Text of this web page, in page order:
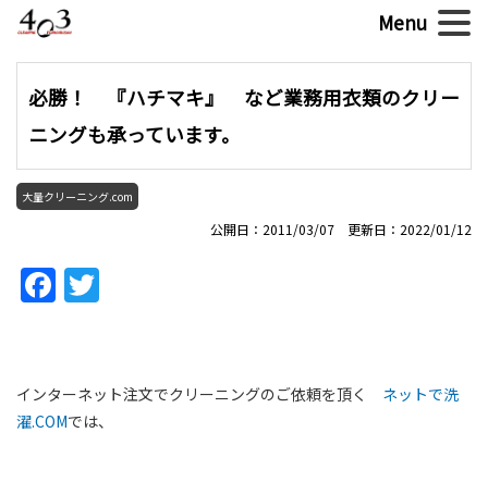
必勝！ 『ハチマキ』 など業務用衣類のクリー
ニングも承っています。
大量クリーニング.com
公開日：2011/03/07 更新日：2022/01/12
Facebook
インターネット注文でクリーニングのご依頼を頂く ネットで洗
濯.COMでは、